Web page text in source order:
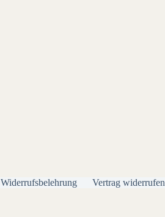
Widerrufsbelehrung Vertrag widerrufen